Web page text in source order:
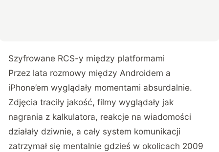
Szyfrowane RCS-y między platformami
Przez lata rozmowy między Androidem a
iPhone’em wyglądały momentami absurdalnie.
Zdjęcia traciły jakość, filmy wyglądały jak
nagrania z kalkulatora, reakcje na wiadomości
działały dziwnie, a cały system komunikacji
zatrzymał się mentalnie gdzieś w okolicach 2009